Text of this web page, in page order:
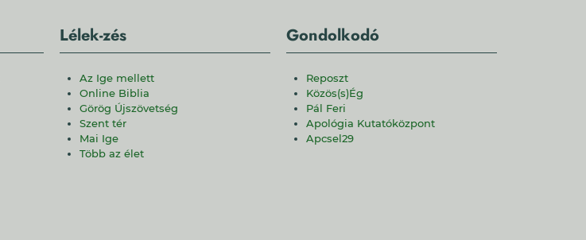
Lélek-zés
Az Ige mellett
Online Biblia
Görög Újszövetség
Szent tér
Mai Ige
Több az élet
Gondolkodó
Reposzt
Közös(s)Ég
Pál Feri
Apológia Kutatóközpont
Apcsel29